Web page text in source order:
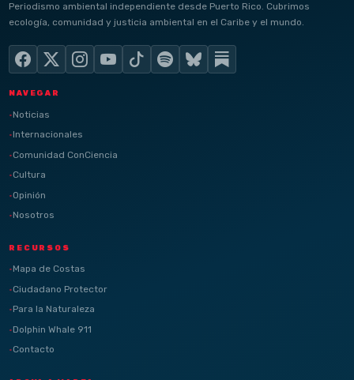
Periodismo ambiental independiente desde Puerto Rico. Cubrimos
ecología, comunidad y justicia ambiental en el Caribe y el mundo.
NAVEGAR
Noticias
Internacionales
Comunidad ConCiencia
Cultura
Opinión
Nosotros
RECURSOS
Mapa de Costas
Ciudadano Protector
Para la Naturaleza
Dolphin Whale 911
Contacto